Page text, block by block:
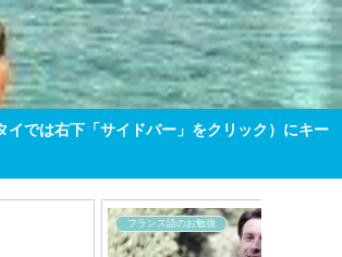
では右下「サイドバー」をクリック）にキー
フランスコスメ レポート